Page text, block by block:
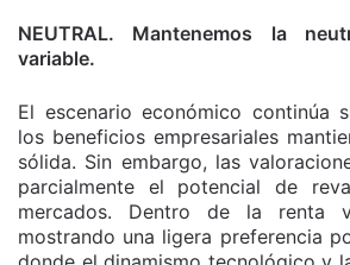
NEUTRAL. Mantenemos la
variable.
El escenario económico continúa
los beneficios empresariales
sólida. Sin embargo, las
parcialmente el potencial de
mercados. Dentro de la renta
mostrando una ligera preferencia